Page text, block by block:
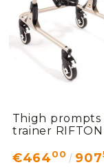
Thigh prompts
trainer RIFTON
€46400 907